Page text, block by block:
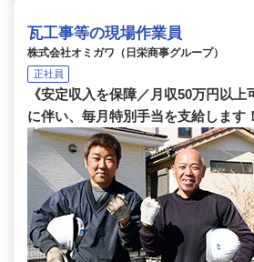
瓦工事等の現場作業員
株式会社オミガワ（日栄商事グループ）
正社員
《安定収入を保障／月収50万円以
に伴い、毎月特別手当を支給します